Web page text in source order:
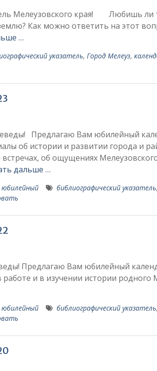
Мелеузовского края! Любишь ли
Как можно ответить на этот
…
указатель, Город Мелеуз,
Предлагаю Вам юбилейный
об истории и развитии города и
встречах, об ощущениях
дальше …
юбилейный библиографический указатель,
Предлагаю Вам юбилейный
и в изучении истории
юбилейный библиографический указатель,